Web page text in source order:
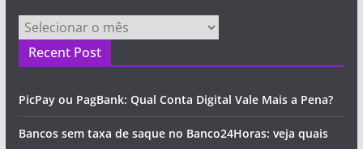
Arquivos
Recent Post
PicPay ou PagBank: Qual Conta Digital Vale Mais a Pena?
Bancos sem taxa de saque no Banco24Horas: veja quais